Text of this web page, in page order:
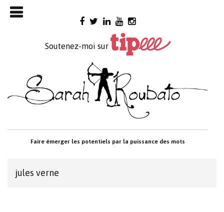
Skip
to
Soutenez-moi sur
Faire émerger les potentiels par la puissance des mots

jules verne